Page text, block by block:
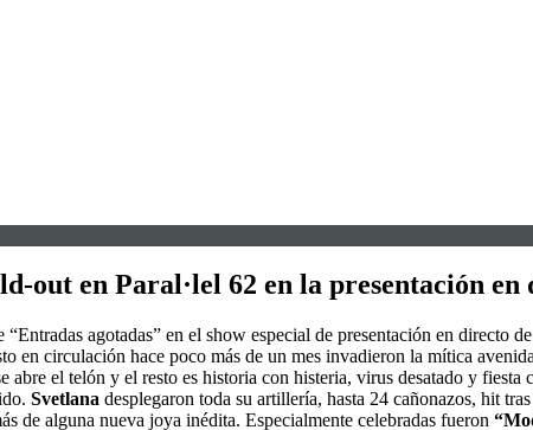
out en Paral·lel 62 en la presentación en
“Entradas agotadas” en el show especial de presentación en directo
en circulación hace poco más de un mes invadieron la mítica
abre el telón y el resto es historia con histeria, virus desatado y
Svetlana desplegaron toda su artillería, hasta 24 cañonazos, hit
de alguna nueva joya inédita. Especialmente celebradas fueron